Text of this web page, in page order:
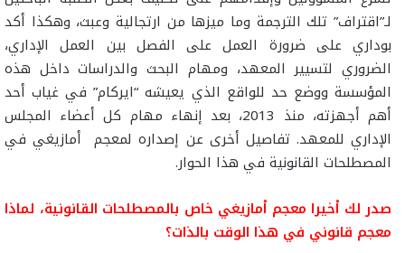
لـ”اقتراف” تلك الترجمة وما ميزها من ارتجالية وعبث، وهكذا أكد
بوداري على ضرورة العمل على الفصل بين العمل الإداري،
الضروري لتسيير المعهد، ومهام البحث والدراسات داخل هذه
المؤسسة ووضع حد للواقع الذي يعيشه “ايركام” في غياب أحد
أهم أجهزته، منذ 2013، بعد إنهاء مهام كل أعضاء المجلس
الإداري للمعهد. تفاصيل أخرى عن إصداره لمعجم أمازيغي في
المصطلحات القانونية في هذا الحوار.
صدر لك أخيرا معجم أمازيغي خاص بالمصطلحات القانونية، لماذا
معجم قانوني في هذا الوقت بالذات؟